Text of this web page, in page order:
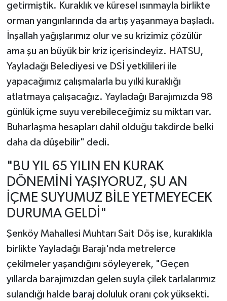
getirmiştik. Kuraklık ve küresel ısınmayla birlikte
orman yangınlarında da artış yaşanmaya başladı.
İnşallah yağışlarımız olur ve su krizimiz çözülür
ama şu an büyük bir kriz içerisindeyiz. HATSU,
Yayladağı Belediyesi ve DSİ yetkilileri ile
yapacağımız çalışmalarla bu yılki kuraklığı
atlatmaya çalışacağız. Yayladağı Barajımızda 98
günlük içme suyu verebileceğimiz su miktarı var.
Buharlaşma hesapları dahil olduğu takdirde belki
daha da düşebilir" dedi.
"BU YIL 65 YILIN EN KURAK
DÖNEMİNİ YAŞIYORUZ, ŞU AN
İÇME SUYUMUZ BİLE YETMEYECEK
DURUMA GELDİ"
Şenköy Mahallesi Muhtarı Sait Döş ise, kuraklıkla
birlikte Yayladağı Barajı'nda metrelerce
çekilmeler yaşandığını söyleyerek, "Geçen
yıllarda barajımızdan gelen suyla çilek tarlalarımız
sulandığı halde baraj doluluk oranı çok yüksekti.